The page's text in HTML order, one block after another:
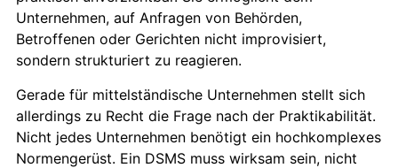
Unternehmen, auf Anfragen von Behörden,
Betroffenen oder Gerichten nicht improvisiert,
sondern strukturiert zu reagieren.
Gerade für mittelständische Unternehmen stellt sich
allerdings zu Recht die Frage nach der Praktikabilität.
Nicht jedes Unternehmen benötigt ein hochkomplexes
Normengerüst. Ein DSMS muss wirksam sein, nicht